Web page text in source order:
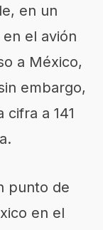
en un
el avión
a México,
embargo,
a 141
punto de
en el